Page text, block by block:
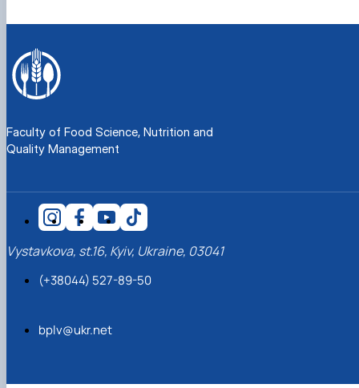
Faculty of Food Science, Nutrition and
Quality Management
Vystavkova, st.16, Kyiv, Ukraine, 03041
(+38044) 527-89-50
bplv@ukr.net